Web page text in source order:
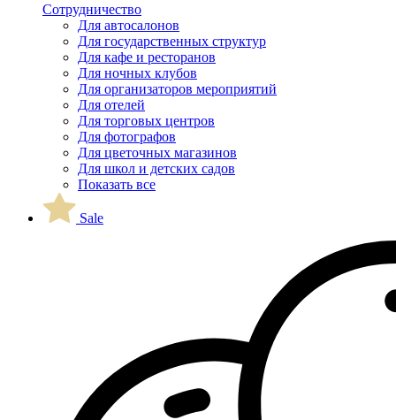
Сотрудничество
Для автосалонов
Для государственных структур
Для кафе и ресторанов
Для ночных клубов
Для организаторов мероприятий
Для отелей
Для торговых центров
Для фотографов
Для цветочных магазинов
Для школ и детских садов
Показать все
Sale